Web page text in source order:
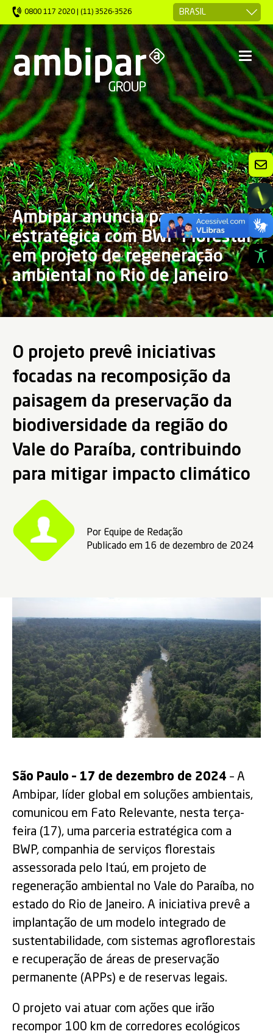
0800 117 2020 | (11) 3526-3526
Ambipar anuncia parceria
estratégica com BWP Florestal
em projeto de regeneração
ambiental no Rio de Janeiro
O projeto prevê iniciativas
focadas na recomposição da
paisagem da preservação da
biodiversidade da região do
Vale do Paraíba, contribuindo
para mitigar impacto climático
Por Equipe de Redação
Publicado em 16 de dezembro de 2024
São Paulo – 17 de dezembro de 2024 – A
Ambipar, líder global em soluções ambientais,
comunicou em Fato Relevante, nesta terça-
feira (17), uma parceria estratégica com a
BWP, companhia de serviços florestais
assessorada pelo Itaú, em projeto de
regeneração ambiental no Vale do Paraíba, no
estado do Rio de Janeiro. A iniciativa prevê a
implantação de um modelo integrado de
sustentabilidade, com sistemas agroflorestais
e recuperação de áreas de preservação
permanente (APPs) e de reservas legais.
O projeto vai atuar com ações que irão
recompor 100 km de corredores ecológicos